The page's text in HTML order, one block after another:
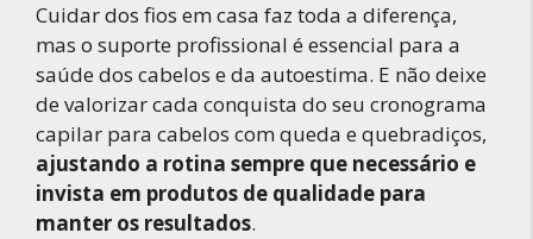
Cuidar dos fios em casa faz toda a diferença,
mas o suporte profissional é essencial para a
saúde dos cabelos e da autoestima. E não deixe
de valorizar cada conquista do seu cronograma
capilar para cabelos com queda e quebradiços,
ajustando a rotina sempre que necessário e
invista em produtos de qualidade para
manter os resultados.